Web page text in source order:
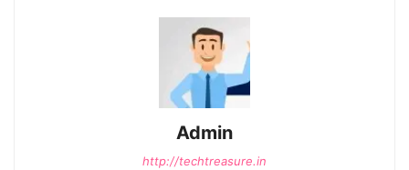
Admin
http://techtreasure.in